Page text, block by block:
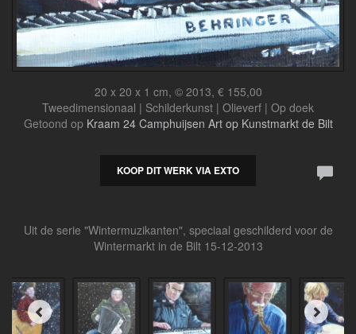
20 x 20 x 1 cm, © 2013, € 155,00
Tweedimensionaal | Schilderkunst | Olieverf | Op doek
Getoond op Kraam 24 Camphuijsen Art op Kunstmarkt de Bilt
KOOP DIT WERK VIA EXTO
Uit de serie "Wintermuzikanten", speciaal geschilderd voor de
Wintermarkt in de Bilt 15-12-2013